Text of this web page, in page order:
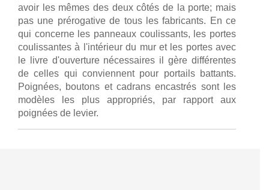
avoir les mêmes des deux côtés de la porte; mais
pas une prérogative de tous les fabricants. En ce
qui concerne les panneaux coulissants, les portes
coulissantes à l'intérieur du mur et les portes avec
le livre d'ouverture nécessaires il gère différentes
de celles qui conviennent pour portails battants.
Poignées, boutons et cadrans encastrés sont les
modèles les plus appropriés, par rapport aux
poignées de levier.